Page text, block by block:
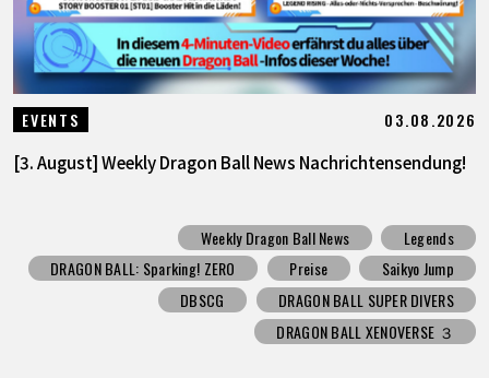
EVENTS 03.08.2026
[3. August] Weekly Dragon Ball News Nachrichtensendung!
Weekly Dragon Ball News
Legends
DRAGON BALL: Sparking! ZERO
Preise
Saikyo Jump
DBSCG
DRAGON BALL SUPER DIVERS
DRAGON BALL XENOVERSE ３